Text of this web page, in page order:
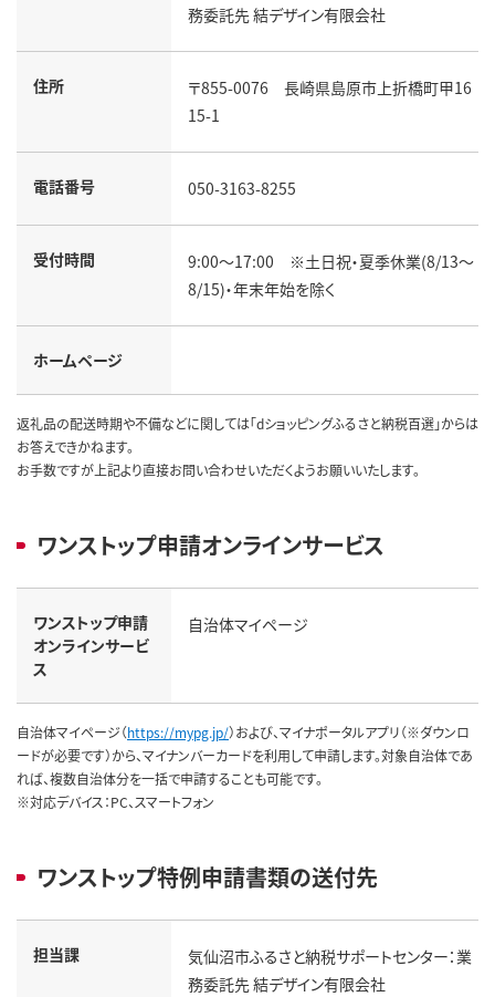
務委託先 結デザイン有限会社
住所
〒855-0076 長崎県島原市上折橋町甲16
15-1
電話番号 050-3163-8255
受付時間
9:00～17:00 ※土日祝・夏季休業(8/13～
8/15)・年末年始を除く
ホームページ
返礼品の配送時期や不備などに関しては「dショッピングふるさと納税百選」からは
お答えできかねます。
お手数ですが上記より直接お問い合わせいただくようお願いいたします。
ワンストップ申請オンラインサービス
ワンストップ申請
オンラインサービ
ス
自治体マイページ
自治体マイページ（https://mypg.jp/）および、マイナポータルアプリ（※ダウンロ
ードが必要です）から、マイナンバーカードを利用して申請します。対象自治体であ
れば、複数自治体分を一括で申請することも可能です。
※対応デバイス：PC、スマートフォン
ワンストップ特例申請書類の送付先
担当課
気仙沼市ふるさと納税サポートセンター：業
務委託先 結デザイン有限会社